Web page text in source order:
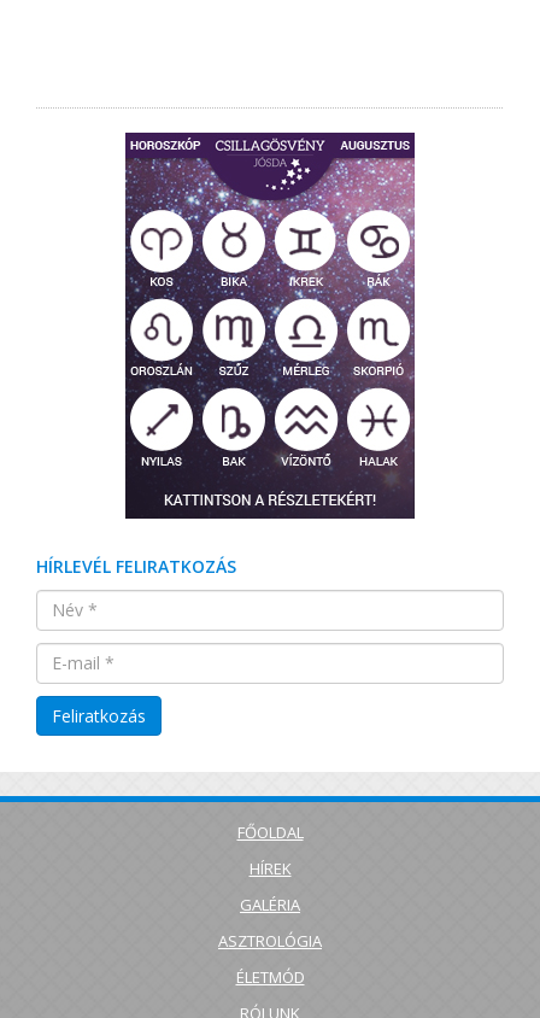
HÍRLEVÉL FELIRATKOZÁS
FŐOLDAL
HÍREK
GALÉRIA
ASZTROLÓGIA
ÉLETMÓD
RÓLUNK